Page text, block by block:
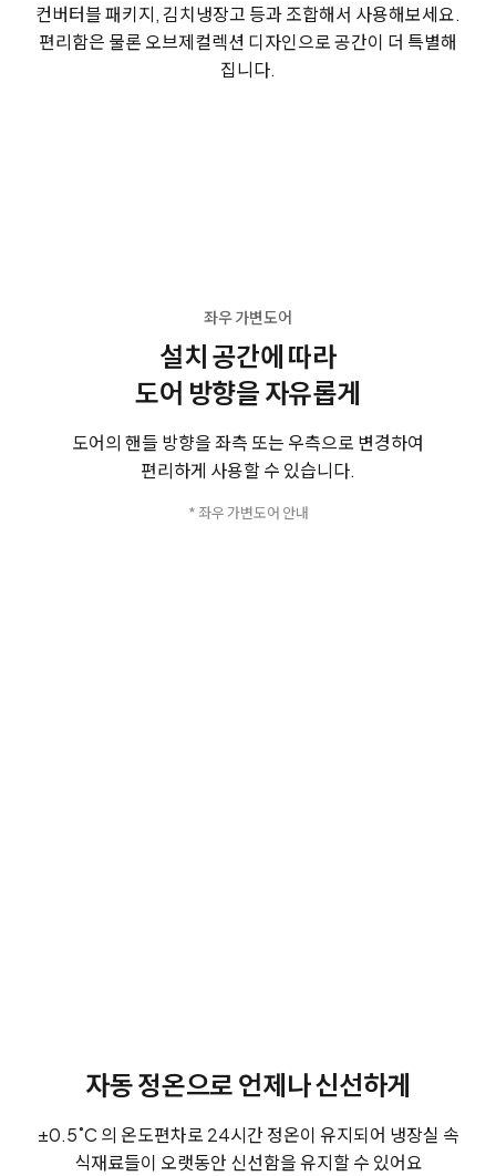
컨버터블 패키지, 김치냉장고 등과 조합해서 사용해보세요.
편리함은 물론 오브제컬렉션 디자인으로 공간이 더 특별해
집니다.
좌우 가변도어
설치 공간에 따라
도어 방향을 자유롭게
도어의 핸들 방향을 좌측 또는 우측으로 변경하여
편리하게 사용할 수 있습니다.
* 좌우 가변도어 안내
자동 정온으로 언제나 신선하게
±0.5˚C 의 온도편차로 24시간 정온이 유지되어 냉장실 속
식재료들이 오랫동안 신선함을 유지할 수 있어요